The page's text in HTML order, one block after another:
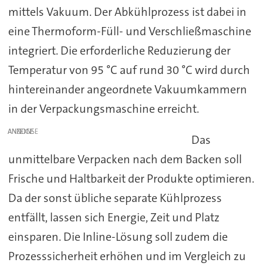
mittels Vakuum. Der Abkühlprozess ist dabei in
eine Thermoform-Füll- und Verschließmaschine
integriert. Die erforderliche Reduzierung der
Temperatur von 95 °C auf rund 30 °C wird durch
hintereinander angeordnete Vakuumkammern
in der Verpackungsmaschine erreicht.
ANZEIGE
Das
unmittelbare Verpacken nach dem Backen soll
Frische und Haltbarkeit der Produkte optimieren.
Da der sonst übliche separate Kühlprozess
entfällt, lassen sich Energie, Zeit und Platz
einsparen. Die Inline-Lösung soll zudem die
Prozesssicherheit erhöhen und im Vergleich zu